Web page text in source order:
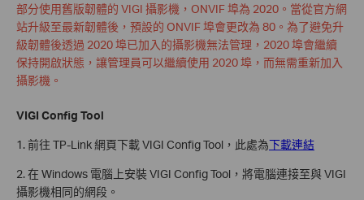
部分使用舊版韌體的 VIGI 攝影機，ONVIF 埠為 2020。當從官方網
站升級至最新韌體後，預設的 ONVIF 埠會更改為 80。為了避免升
級韌體後透過 2020 埠已加入的攝影機無法管理，2020 埠會繼續
保持開啟狀態，讓管理員可以繼續使用 2020 埠，而無需重新加入
攝影機。
VIGI Config Tool
1. 前往 TP-Link 網頁下載 VIGI Config Tool，此處為下載連結
2. 在 Windows 電腦上安裝 VIGI Config Tool，將電腦連接至與 VIGI
攝影機相同的網段。